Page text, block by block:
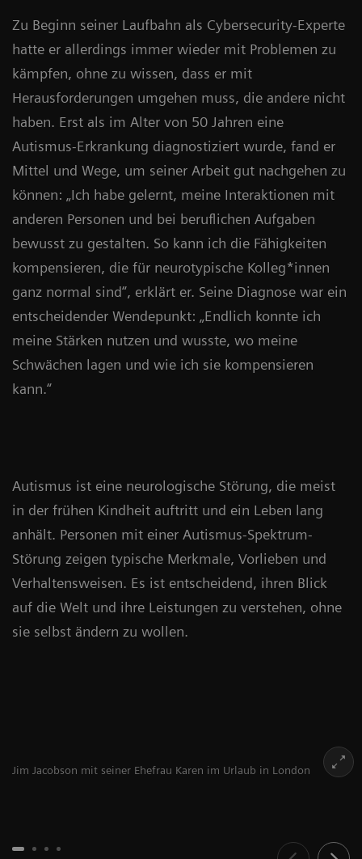
Zu Beginn seiner Laufbahn als Cybersecurity-Experte
hatte er allerdings immer wieder mit Problemen zu
kämpfen, ohne zu wissen, dass er mit
Herausforderungen umgehen muss, die andere nicht
haben. Erst als im Alter von 50 Jahren eine
Autismus-Erkrankung diagnostiziert wurde, fand er
Mittel und Wege, um seiner Arbeit gut nachgehen zu
können: „Ich habe gelernt, meine Interaktionen mit
anderen Personen und bei beruflichen Aufgaben
bewusst zu gestalten. So kann ich die Fähigkeiten
kompensieren, die für neurotypische Kolleg*innen
ganz normal sind“, erklärt er. Seine Diagnose war ein
entscheidender Wendepunkt: „Endlich konnte ich
meine Stärken nutzen und wusste, wo meine
Schwächen lagen und wie ich sie kompensieren
kann.“
Autismus ist eine neurologische Störung, die meist
in der frühen Kindheit auftritt und ein Leben lang
anhält. Personen mit einer Autismus-Spektrum-
Störung zeigen typische Merkmale, Vorlieben und
Verhaltensweisen. Es ist entscheidend, ihren Blick
auf die Welt und ihre Leistungen zu verstehen, ohne
sie selbst ändern zu wollen.
Jim Jacobson mit seiner Ehefrau Karen im Urlaub in London